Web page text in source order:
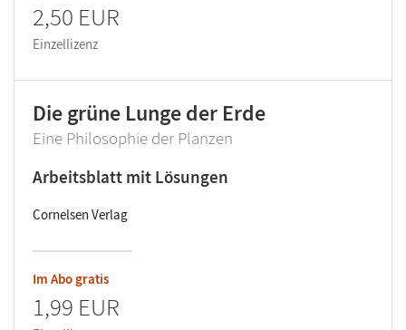
2,50 EUR
Einzellizenz
Die grüne Lunge der Erde
Eine Philosophie der Planzen
Arbeitsblatt mit Lösungen
Cornelsen Verlag
Im Abo gratis
1,99 EUR